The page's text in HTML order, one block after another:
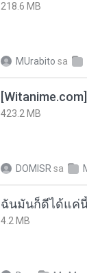
218.6 MB
MUrabito sa
423.2 MB
DOMISR sa
ฉันมันก็ดีได้แค่
4.2 MB